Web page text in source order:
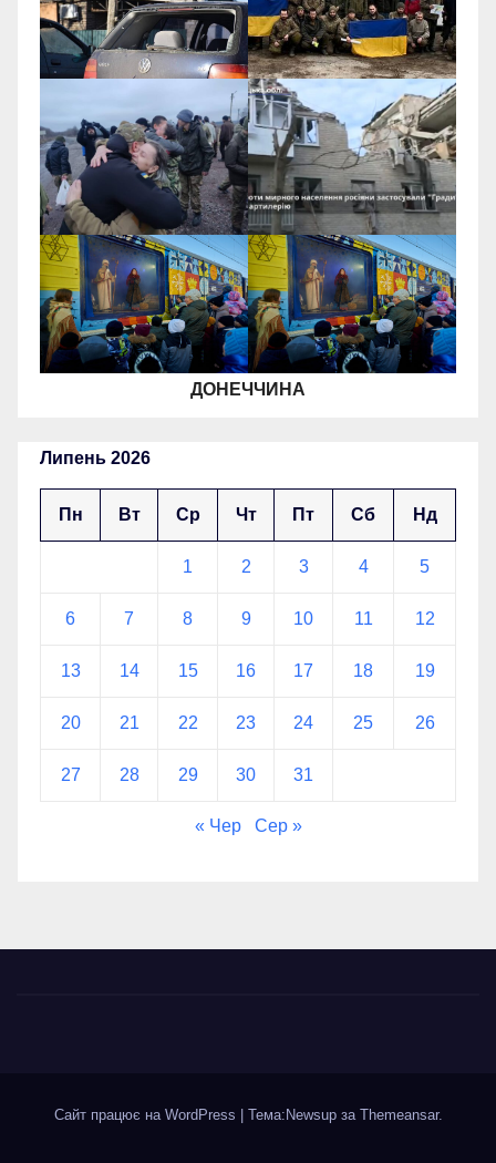
ДОНЕЧЧИНА
Липень 2026
Пн Вт Ср Чт Пт Сб Нд
1 2 3 4 5
6 7 8 9 10 11 12
13 14 15 16 17 18 19
20 21 22 23 24 25 26
27 28 29 30 31
« Чер Сер »
Сайт працює на WordPress Тема:Newsup за Themeansar.